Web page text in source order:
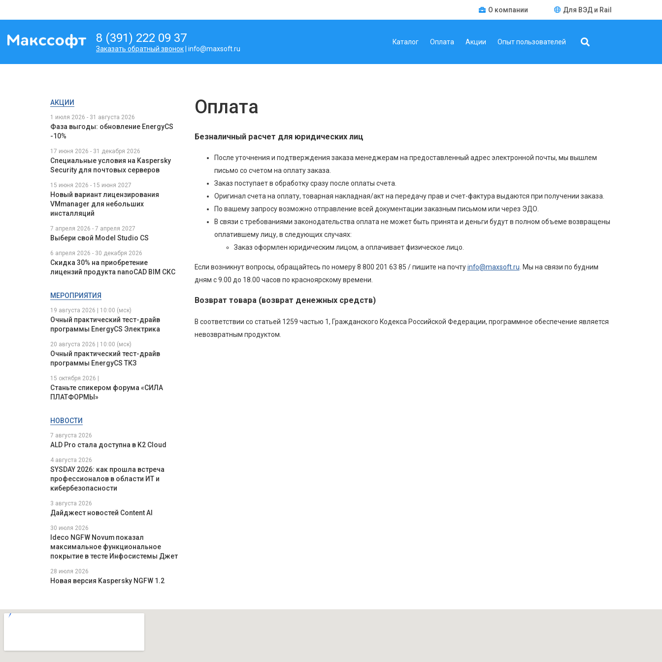
О компании Для ВЭД и Rail
8 (391) 222 09 37
Заказать обратный звонок | info@maxsoft.ru
Каталог Оплата Акции Опыт пользователей
АКЦИИ
1 июля 2026 - 31 августа 2026
Фаза выгоды: обновление EnergyCS
-10%
17 июня 2026 - 31 декабря 2026
Специальные условия на Kaspersky
Security для почтовых серверов
15 июня 2026 - 15 июня 2027
Новый вариант лицензирования
VMmanager для небольших
инсталляций
7 апреля 2026 - 7 апреля 2027
Выбери свой Model Studio CS
6 апреля 2026 - 30 декабря 2026
Скидка 30% на приобретение
лицензий продукта nanoCAD BIM СКС
МЕРОПРИЯТИЯ
19 августа 2026 | 10:00 (мск)
Очный практический тест-драйв
программы EnergyCS Электрика
20 августа 2026 | 10:00 (мск)
Очный практический тест-драйв
программы EnergyCS ТКЗ
15 октября 2026 |
Станьте спикером форума «СИЛА
ПЛАТФОРМЫ»
НОВОСТИ
7 августа 2026
ALD Pro стала доступна в K2 Cloud
4 августа 2026
SYSDAY 2026: как прошла встреча
профессионалов в области ИТ и
кибербезопасности
3 августа 2026
Дайджест новостей Content AI
30 июля 2026
Ideco NGFW Novum показал
максимальное функциональное
покрытие в тесте Инфосистемы Джет
28 июля 2026
Новая версия Kaspersky NGFW 1.2
Оплата
Безналичный расчет для юридических лиц
После уточнения и подтверждения заказа менеджерам на предоставленный адрес электронной почты, мы вышлем
письмо со счетом на оплату заказа.
Заказ поступает в обработку сразу после оплаты счета.
Оригинал счета на оплату, товарная накладная/акт на передачу прав и счет-фактура выдаются при получении заказа.
По вашему запросу возможно отправление всей документации заказным письмом или через ЭДО.
В связи с требованиями законодательства оплата не может быть принята и деньги будут в полном объеме возвращены
оплатившему лицу, в следующих случаях:
Заказ оформлен юридическим лицом, а оплачивает физическое лицо.
Если возникнут вопросы, обращайтесь по номеру 8 800 201 63 85 / пишите на почтуinfo@maxsoft.ru . Мы на связи по будним
дням с 9.00 до 18.00 часов по красноярскому времени.
Возврат товара (возврат денежных средств)
В соответствии со статьей 1259 частью 1, Гражданского Кодекса Российской Федерации, программное обеспечение является
невозвратным продуктом.